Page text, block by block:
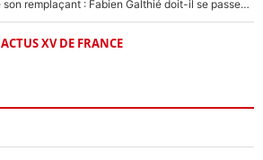
Le XV de France a trouvé son remplaçant : Fabien Galthié doit-il se passer d'Antoine Dupont ?
ACTUS XV DE FRANCE